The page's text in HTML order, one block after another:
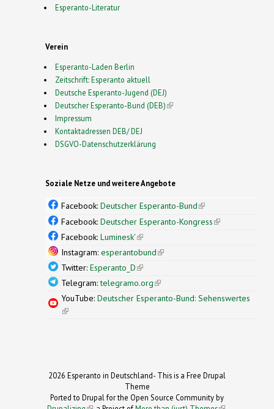
Esperanto-Literatur
Verein
Esperanto-Laden Berlin
Zeitschrift: Esperanto aktuell
Deutsche Esperanto-Jugend (DEJ)
Deutscher Esperanto-Bund (DEB)(link is external)
Impressum
Kontaktadressen DEB/ DEJ
DSGVO-Datenschutzerklärung
Soziale Netze und weitere Angebote
Facebook: Deutscher Esperanto-Bund(link is
external)
Facebook: Deutscher Esperanto-Kongress(link is
Facebook: Luminesk'(link is external)
Instagram: esperantobund(link is external)
Twitter: Esperanto_D(link is external)
Telegram:telegramo.org(link is external)
YouTube: Deutscher Esperanto-Bund: Sehenswertes
(link is external)
2026 Esperanto in Deutschland- This is a Free Drupal
Theme
Ported to Drupal for the Open Source Community by